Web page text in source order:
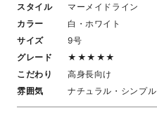
スタイル
マーメイドライン
カラー
白・ホワイト
サイズ
9号
グレード
★★★★★
こだわり
高身長向け
雰囲気
ナチュラル・シンプル